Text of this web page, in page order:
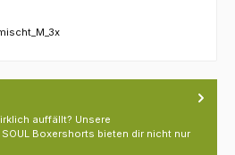
auffällt? Unsere
Boxershorts bieten dir nicht nur